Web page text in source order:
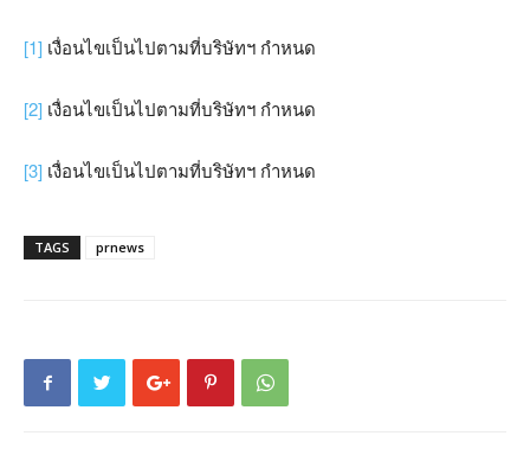
[1] เงื่อนไขเป็นไปตามที่บริษัทฯ กำหนด
[2] เงื่อนไขเป็นไปตามที่บริษัทฯ กำหนด
[3] เงื่อนไขเป็นไปตามที่บริษัทฯ กำหนด
TAGS prnews